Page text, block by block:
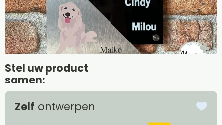
Stel uw product
samen:
Zelf ontwerpen